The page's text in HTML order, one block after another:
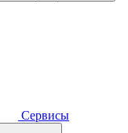
Сервисы